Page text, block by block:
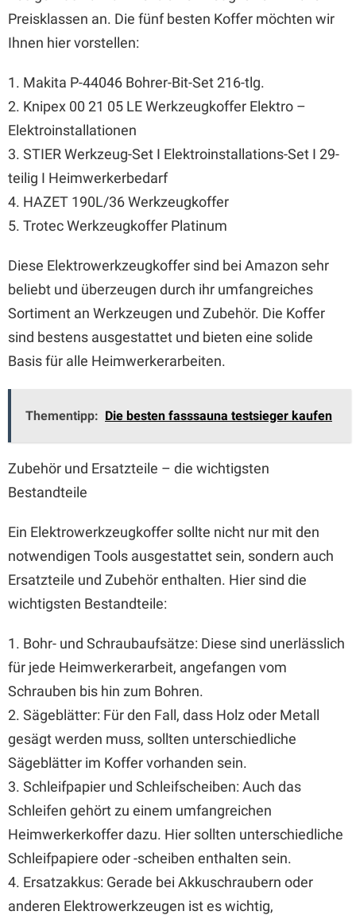
Preisklassen an. Die fünf besten Koffer möchten wir
Ihnen hier vorstellen:
1. Makita P-44046 Bohrer-Bit-Set 216-tlg.
2. Knipex 00 21 05 LE Werkzeugkoffer Elektro –
Elektroinstallationen
3. STIER Werkzeug-Set I Elektroinstallations-Set I 29-
teilig I Heimwerkerbedarf
4. HAZET 190L/36 Werkzeugkoffer
5. Trotec Werkzeugkoffer Platinum
Diese Elektrowerkzeugkoffer sind bei Amazon sehr
beliebt und überzeugen durch ihr umfangreiches
Sortiment an Werkzeugen und Zubehör. Die Koffer
sind bestens ausgestattet und bieten eine solide
Basis für alle Heimwerkerarbeiten.
Thementipp: Die besten fasssauna testsieger kaufen
Zubehör und Ersatzteile – die wichtigsten
Bestandteile
Ein Elektrowerkzeugkoffer sollte nicht nur mit den
notwendigen Tools ausgestattet sein, sondern auch
Ersatzteile und Zubehör enthalten. Hier sind die
wichtigsten Bestandteile:
1. Bohr- und Schraubaufsätze: Diese sind unerlässlich
für jede Heimwerkerarbeit, angefangen vom
Schrauben bis hin zum Bohren.
2. Sägeblätter: Für den Fall, dass Holz oder Metall
gesägt werden muss, sollten unterschiedliche
Sägeblätter im Koffer vorhanden sein.
3. Schleifpapier und Schleifscheiben: Auch das
Schleifen gehört zu einem umfangreichen
Heimwerkerkoffer dazu. Hier sollten unterschiedliche
Schleifpapiere oder -scheiben enthalten sein.
4. Ersatzakkus: Gerade bei Akkuschraubern oder
anderen Elektrowerkzeugen ist es wichtig,